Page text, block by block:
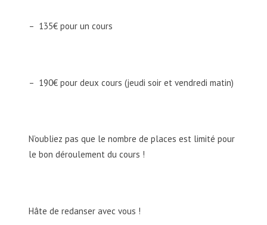
– 135€ pour un cours
– 190€ pour deux cours (jeudi soir et vendredi matin)
N’oubliez pas que le nombre de places est limité pour
le bon déroulement du cours !
Hâte de redanser avec vous !